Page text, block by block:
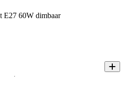
E27 60W dimbaar